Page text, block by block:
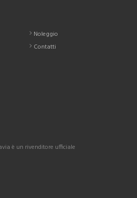
Noleggio
Contatti
è un rivenditore ufficiale